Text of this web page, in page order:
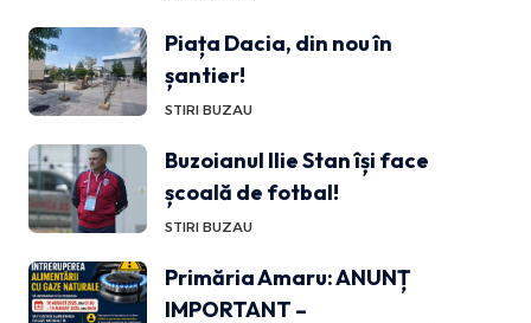
Piața Dacia, din nou în
șantier!
STIRI BUZAU
Buzoianul Ilie Stan își face
școală de fotbal!
STIRI BUZAU
Primăria Amaru: ANUNȚ
IMPORTANT –